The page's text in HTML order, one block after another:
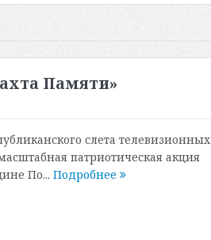
Памяти»
слета телевизионных
патриотическая акция
По... Подробнее